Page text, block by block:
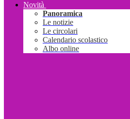
Novità
Panoramica
Le notizie
Le circolari
Calendario scolastico
Albo online